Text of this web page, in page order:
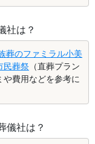
社は？
葬のファミラル小美
民葬祭 （直葬プラン
費用などを参考に
儀社は？